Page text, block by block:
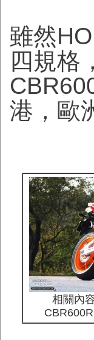
雖然
四規格
港，歐
相關內